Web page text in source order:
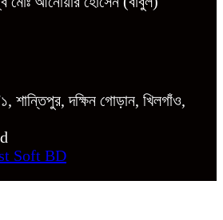
শান্তিপুর, দক্ষিন গোড়ান, খিলগাঁও,
Soft BD